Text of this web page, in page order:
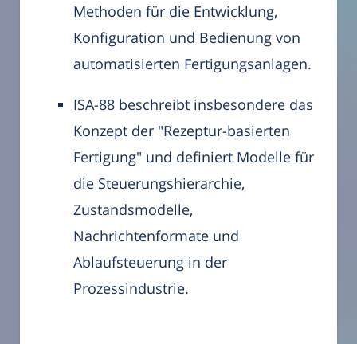
Methoden für die Entwicklung,
Konfiguration und Bedienung von
automatisierten Fertigungsanlagen.
ISA-88 beschreibt insbesondere das
Konzept der "Rezeptur-basierten
Fertigung" und definiert Modelle für
die Steuerungshierarchie,
Zustandsmodelle,
Nachrichtenformate und
Ablaufsteuerung in der
Prozessindustrie.